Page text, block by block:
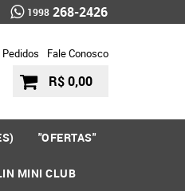
1998 268-2426
Fale Conosco
R$ 0,00
"OFERTAS"
MINI CLUB